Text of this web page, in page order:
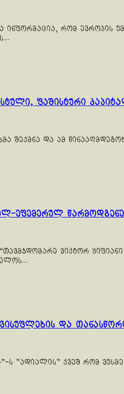
ინფორმაცია, რომ ევროპის
ფაშისტური
შექმნა და ამ
ეფემერულ
ვიქტორ
და
ს "ადიალის" ქვეშ რომ